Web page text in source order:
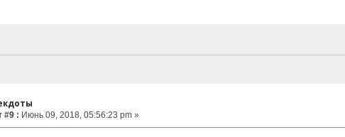
#9 : Июнь 09, 2018, 05:56:23 pm »